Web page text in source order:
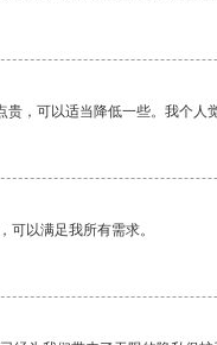
，可以适当降低一些。我个人
可以满足我所有需求。